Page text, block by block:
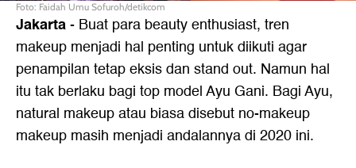
Foto: Faidah Umu Sofuroh/detikcom
Jakarta- Buat para beauty enthusiast, tren
makeup menjadi hal penting untuk diikuti agar
penampilan tetap eksis dan stand out. Namun hal
itu tak berlaku bagi top model Ayu Gani. Bagi Ayu,
natural makeup atau biasa disebut no-makeup
makeup masih menjadi andalannya di 2020 ini.